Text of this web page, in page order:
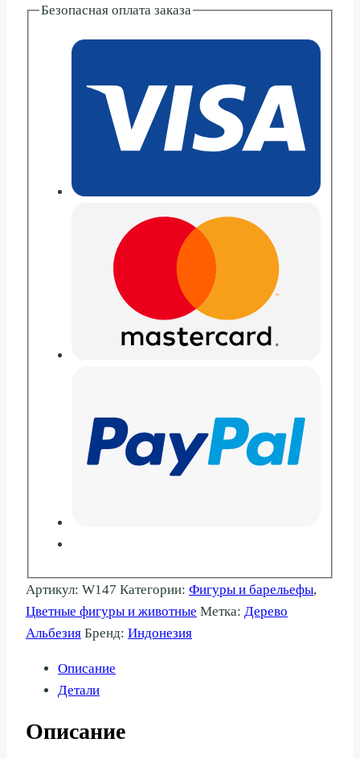
Безопасная оплата заказа
Артикул: W147 Категории: Фигуры и барельефы,
Цветные фигуры и животные Метка: Дерево
Альбезия Бренд: Индонезия
Описание
Детали
Описание